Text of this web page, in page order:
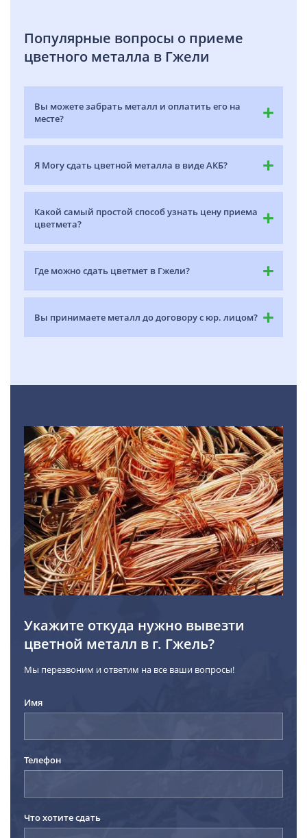
Популярные вопросы о приеме
цветного металла в Гжели
Вы можете забрать металл и оплатить его на
месте?
Я Могу сдать цветной металла в виде АКБ?
Какой самый простой способ узнать цену приема
цветмета?
Где можно сдать цветмет в Гжели?
Вы принимаете металл до договору с юр. лицом?
Укажите откуда нужно вывезти
цветной металл в г. Гжель?
Мы перезвоним и ответим на все ваши вопросы!
Имя
Телефон
Что хотите сдать